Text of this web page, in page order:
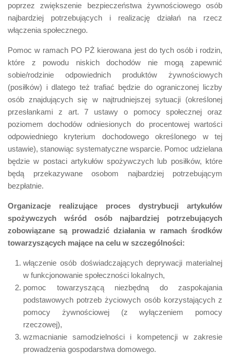
poprzez zwiększenie bezpieczeństwa żywnościowego osób
najbardziej potrzebujących i realizację działań na rzecz
włączenia społecznego.
Pomoc w ramach PO PŻ kierowana jest do tych osób i rodzin,
które z powodu niskich dochodów nie mogą zapewnić
sobie/rodzinie odpowiednich produktów żywnościowych
(posiłków) i dlatego też trafiać będzie do ograniczonej liczby
osób znajdujących się w najtrudniejszej sytuacji (określonej
przesłankami z art. 7 ustawy o pomocy społecznej oraz
poziomem dochodów odniesionych do procentowej wartości
odpowiedniego kryterium dochodowego określonego w tej
ustawie), stanowiąc systematyczne wsparcie. Pomoc udzielana
będzie w postaci artykułów spożywczych lub posiłków, które
będą przekazywane osobom najbardziej potrzebującym
bezpłatnie.
Organizacje realizujące proces dystrybucji artykułów
spożywczych wśród osób najbardziej potrzebujących
zobowiązane są prowadzić działania w ramach środków
towarzyszących mające na celu w szczególności:
włączenie osób doświadczających deprywacji materialnej
w funkcjonowanie społeczności lokalnych,
pomoc towarzyszącą niezbędną do zaspokajania
podstawowych potrzeb życiowych osób korzystających z
pomocy żywnościowej (z wyłączeniem pomocy
rzeczowej),
wzmacnianie samodzielności i kompetencji w zakresie
prowadzenia gospodarstwa domowego.